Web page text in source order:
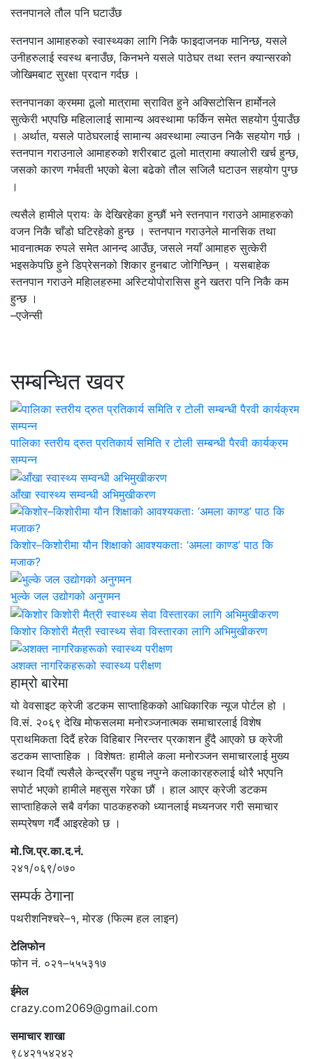
स्तनपानले तौल पनि घटाउँछ
स्तनपान आमाहरुको स्वास्थ्यका लागि निकै फाइदाजनक मानिन्छ, यसले
उनीहरुलाई स्वस्थ बनाउँछ, किनभने यसले पाठेघर तथा स्तन क्यान्सरको
जोखिमबाट सुरक्षा प्रदान गर्दछ ।
स्तनपानका क्रममा ठूलो मात्रामा स्रावित हुने अक्सिटोसिन हार्मोनले
सुत्केरी भएपछि महिलालाई सामान्य अवस्थामा फर्किन समेत सहयोग र्पुयाउँछ
। अर्थात, यसले पाठेघरलाई सामान्य अवस्थामा ल्याउन निकै सहयोग गर्छ ।
स्तनपान गराउनाले आमाहरुको शरीरबाट ठूलो मात्रामा क्यालोरी खर्च हुन्छ,
जसको कारण गर्भवती भएको बेला बढेको तौल सजिलै घटाउन सहयोग पुग्छ
।
त्यसैले हामीले प्रायः के देखिरहेका हुन्छौं भने स्तनपान गराउने आमाहरुको
वजन निकै चाँडो घटिरहेको हुन्छ । स्तनपान गराउनेले मानसिक तथा
भावनात्मक रुपले समेत आनन्द आउँछ, जसले नयाँ आमाहरु सुत्केरी
भइसकेपछि हुने डिप्रेसनको शिकार हुनबाट जोगिन्छिन् । यसबाहेक
स्तनपान गराउने महिालहरुमा अस्टियोपोरासिस हुने खतरा पनि निकै कम
हुन्छ ।
–एजेन्सी
सम्बन्धित खवर
पालिका स्तरीय द्रुत प्रतिकार्य समिति र टोली सम्बन्धी पैरवी कार्यक्रम
सम्पन्न
आँखा स्वास्थ्य सम्वन्धी अभिमुखीकरण
किशोर–किशोरीमा यौन शिक्षाको आवश्यकताः ‘अमला काण्ड’ पाठ कि
मजाक?
भुल्के जल उद्योगको अनुगमन
किशोर किशोरी मैत्री स्वास्थ्य सेवा विस्तारका लागि अभिमुखीकरण
अशक्त नागरिकहरूको स्वास्थ्य परीक्षण
हाम्रो बारेमा
यो वेवसाइट क्रेजी डटकम साप्ताहिकको आधिकारिक न्यूज पोर्टल हो ।
वि.सं. २०६९ देखि मोफसलमा मनोरञ्जनात्मक समाचारलाई विशेष
प्राथमिकता दिदैं हरेक विहिबार निरन्तर प्रकाशन हुँदै आएको छ क्रेजी
डटकम साप्ताहिक । विशेषतः हामीले कला मनोरञ्जन समाचारलाई मुख्य
स्थान दियौं त्यसैले केन्द्रसँग पहुच नपुग्ने कलाकारहरुलाई थोरै भएपनि
सपोर्ट भएको हामीले महसुस गरेका छौं । हाल आएर क्रेजी डटकम
साप्ताहिकले सबै वर्गका पाठकहरुको ध्यानलाई मध्यनजर गरी समाचार
सम्प्रेषण गर्दै आइरहेको छ ।
मो.जि.प्र.का.द.नं.
२४१/०६९/०७०
सम्पर्क ठेगाना
पथरीशनिश्चरे–१, मोरङ (फिल्म हल लाइन)
टेलिफोन
फोन नं. ०२१–५५५३१७
ईमेल
crazy.com2069@gmail.com
समाचार शाखा
९८४२१५४२४२